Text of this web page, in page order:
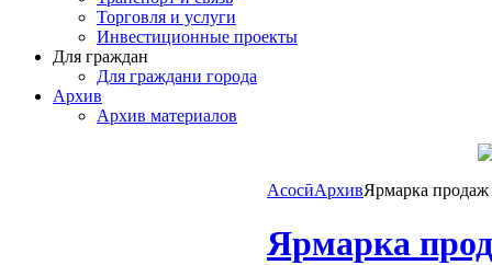
Торговля и услуги
Инвестиционные проекты
Для граждан
Для граждани города
Архив
Архив материалов
АсосӣАрхивЯрмарка продаж
Ярмарка